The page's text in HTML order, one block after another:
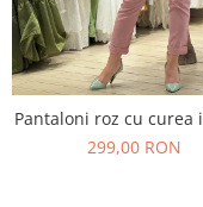
Pantaloni roz cu curea
299,00 RON